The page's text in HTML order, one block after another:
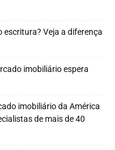
escritura? Veja a diferença
imobiliário espera
imobiliário da América
de mais de 40